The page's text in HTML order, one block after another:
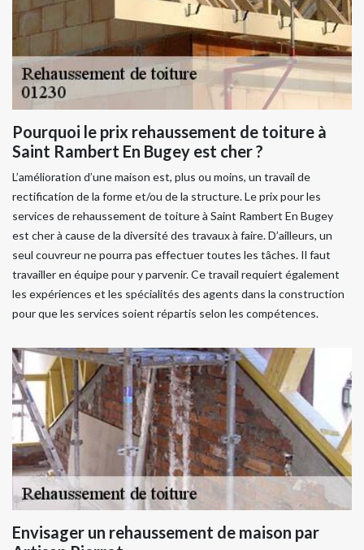
Pourquoi le prix rehaussement de toiture à
Saint Rambert En Bugey est cher ?
L’amélioration d’une maison est, plus ou moins, un travail de
rectification de la forme et/ou de la structure. Le prix pour les
services de rehaussement de toiture à Saint Rambert En Bugey
est cher à cause de la diversité des travaux à faire. D’ailleurs, un
seul couvreur ne pourra pas effectuer toutes les tâches. Il faut
travailler en équipe pour y parvenir. Ce travail requiert également
les expériences et les spécialités des agents dans la construction
pour que les services soient répartis selon les compétences.
Envisager un rehaussement de maison par